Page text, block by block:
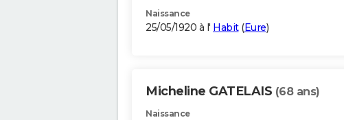
Naissance
25/05/1920 à l' Habit(Eure)
Micheline GATELAIS (68 ans)
Naissance